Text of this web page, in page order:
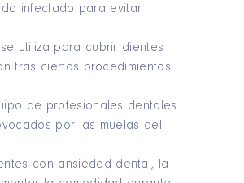
infectado para evitar
utiliza para cubrir dientes
tras ciertos procedimientos
de profesionales dentales
por las muelas del
con ansiedad dental, la